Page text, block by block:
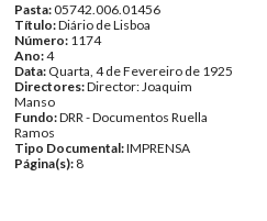
Pasta:05742.006.01456
Título:Diário de Lisboa
Número: 1174
Ano:4
Data: Quarta, 4 de Fevereiro de 1925
Directores:Director: Joaquim
Manso
Fundo:DRR - Documentos Ruella
Ramos
Tipo Documental:IMPRENSA
Página(s): 8